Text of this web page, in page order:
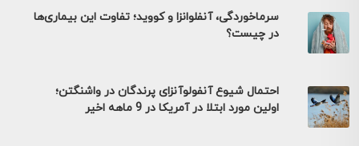
سرماخوردگی، آنفلوانزا و کووید؛ تفاوت این بیماری‌ها
در چیست؟
احتمال شیوع آنفولوآنزای پرندگان در واشنگتن؛
اولین مورد ابتلا در آمریکا در 9 ماهه اخیر